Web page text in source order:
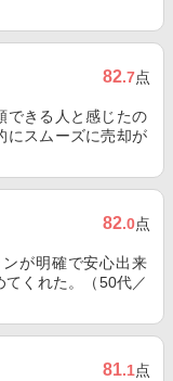
82.7点
できる人と感じたの
にスムーズに売却が
82.0点
が明確で安心出来
くれた。（50代／
81.1点